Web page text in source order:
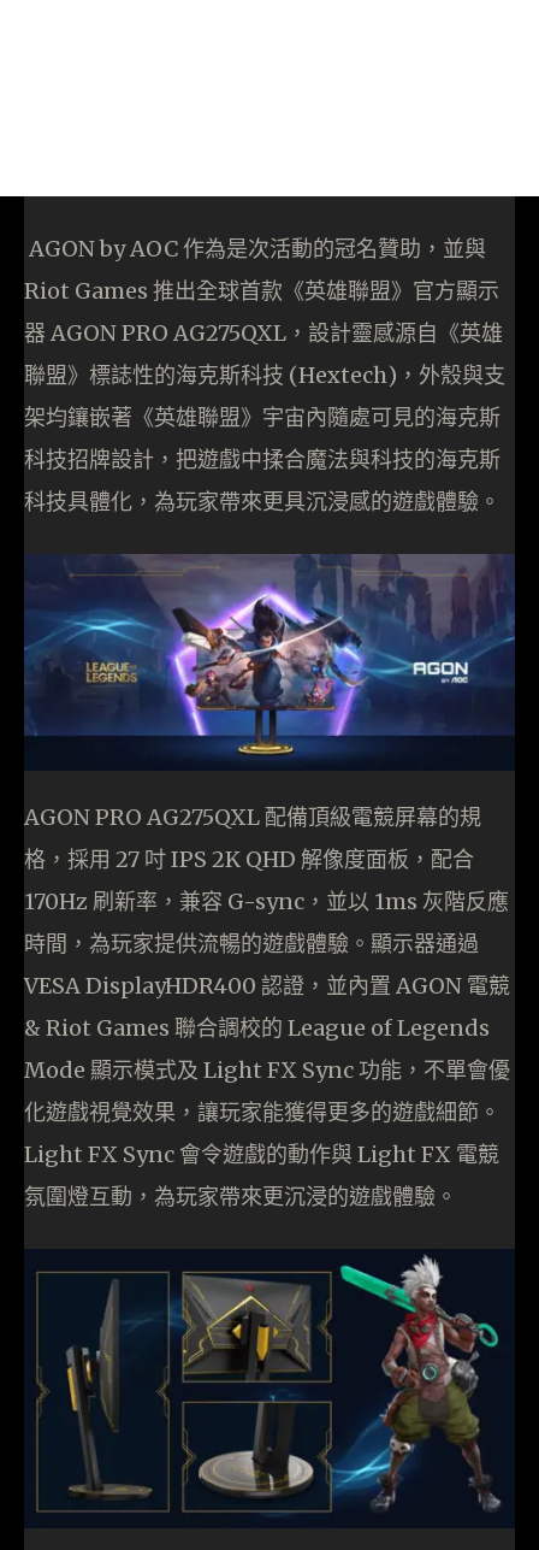
AGON by AOC 作為是次活動的冠名贊助，並與
Riot Games 推出全球首款《英雄聯盟》官方顯示
器 AGON PRO AG275QXL，設計靈感源自《英雄
聯盟》標誌性的海克斯科技 (Hextech)，外殼與支
架均鑲嵌著《英雄聯盟》宇宙內隨處可見的海克斯
科技招牌設計，把遊戲中揉合魔法與科技的海克斯
科技具體化，為玩家帶來更具沉浸感的遊戲體驗。
AGON PRO AG275QXL 配備頂級電競屏幕的規
格，採用 27 吋 IPS 2K QHD 解像度面板，配合
170Hz 刷新率，兼容 G-sync，並以 1ms 灰階反應
時間，為玩家提供流暢的遊戲體驗。顯示器通過
VESA DisplayHDR400 認證，並內置 AGON 電競
& Riot Games 聯合調校的 League of Legends
Mode 顯示模式及 Light FX Sync 功能，不單會優
化遊戲視覺效果，讓玩家能獲得更多的遊戲細節。
Light FX Sync 會令遊戲的動作與 Light FX 電競
氛圍燈互動，為玩家帶來更沉浸的遊戲體驗。